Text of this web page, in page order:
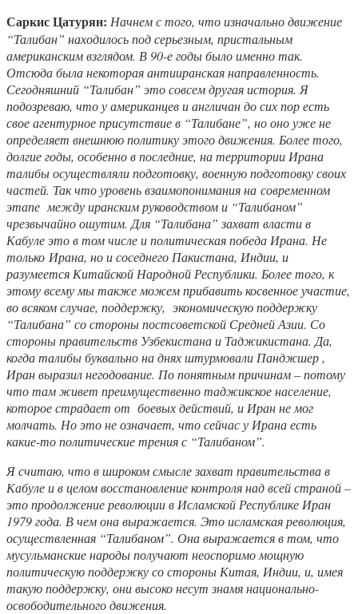
Саркис Цатурян: Начнем с того, что изначально движение
“Талибан” находилось под серьезным, пристальным
американским взглядом. В 90-е годы было именно так.
Отсюда была некоторая антииранская направленность.
Сегодняшний “Талибан” это совсем другая история. Я
подозреваю, что у американцев и англичан до сих пор есть
свое агентурное присутствие в “Талибане”, но оно уже не
определяет внешнюю политику этого движения. Более того,
долгие годы, особенно в последние, на территории Ирана
талибы осуществляли подготовку, военную подготовку своих
частей. Так что уровень взаимопонимания на современном
этапе между иранским руководством и “Талибаном”
чрезвычайно ошутим. Для “Талибана” захват власти в
Кабуле это в том числе и политическая победа Ирана. Не
только Ирана, но и соседнего Пакистана, Индии, и
разумеется Китайской Народной Республики. Более того, к
этому всему мы также можем прибавить косвенное участие,
во всяком случае, поддержку, экономическую поддержку
“Талибана” со стороны постсоветской Средней Азии. Со
стороны правительств Узбекистана и Таджикистана. Да,
когда талибы буквально на днях штурмовали Панджшер ,
Иран выразил негодование. По понятным причинам – потому
что там живет преимущественно таджикское население,
которое страдает от боевых действий, и Иран не мог
молчать. Но это не означает, что сейчас у Ирана есть
какие-то политические трения с “Талибаном”.
Я считаю, что в широком смысле захват правительства в
Кабуле и в целом восстановление контроля над всей страной –
это продолжение революции в Исламской Республике Иран
1979 года. В чем она выражается. Это исламская революция,
осуществленная “Талибаном”. Она выражается в том, что
мусульманские народы получают неоспоримо мощную
политическую поддержку со стороны Китая, Индии, и, имея
такую поддержку, они высоко несут знамя национально-
освободительного движения.